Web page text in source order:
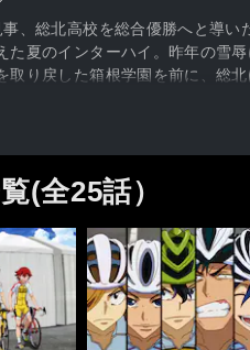
、総北高校を総合優勝へと導
た夏のインターハイ。昨年の雪
取り戻した箱根学園を前に、総
(全25話）